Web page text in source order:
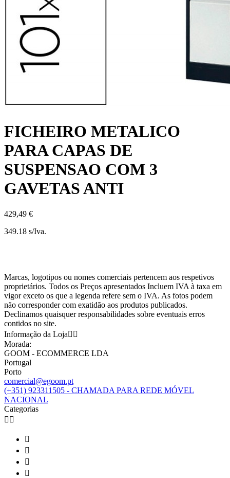
FICHEIRO METALICO
PARA CAPAS DE
SUSPENSAO COM 3
GAVETAS ANTI
429,49 €
349.18 s/Iva.
Marcas, logotipos ou nomes comerciais pertencem aos respetivos
proprietários. Todos os Preços apresentados Incluem IVA à taxa em
vigor exceto os que a legenda refere sem o IVA. As fotos podem
não corresponder com exatidão aos produtos publicados.
Declinamos quaisquer responsabilidades sobre eventuais erros
contidos no site.
Informação da Loja 
Morada:
GOOM - ECOMMERCE LDA
Portugal
Porto
comercial@egoom.pt
(+351) 923311505 - CHAMADA PARA REDE MÓVEL
NACIONAL
Categorias
 



